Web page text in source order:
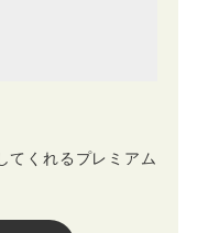
てくれるプレミアム